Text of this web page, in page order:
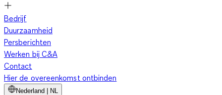
Bedrijf
Duurzaamheid
Persberichten
Werken bij C&A
Contact
Hier de overeenkomst ontbinden
Nederland | NL